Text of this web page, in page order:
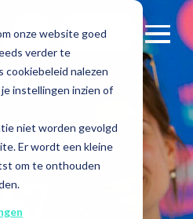
onze website goed
verder te
cookiebeleid nalezen
instellingen inzien of
niet worden gevolgd
Er wordt een kleine
om te onthouden
Contact